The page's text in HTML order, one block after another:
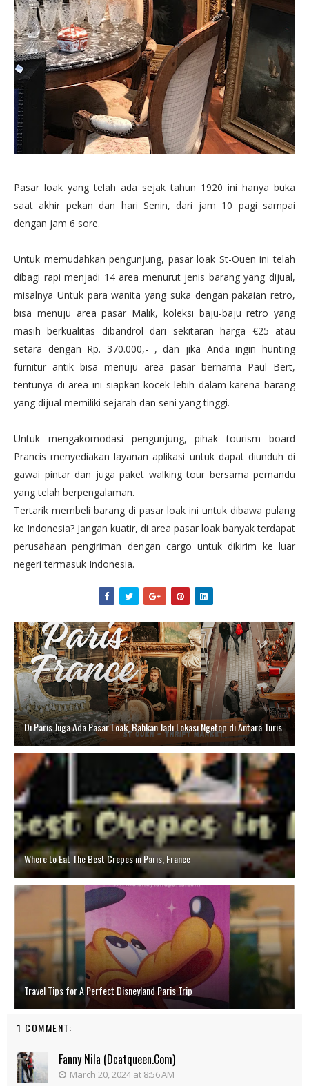
Pasar loak yang telah ada sejak tahun 1920 ini hanya buka
saat akhir pekan dan hari Senin, dari jam 10 pagi sampai
dengan jam 6 sore.
Untuk memudahkan pengunjung, pasar loak St-Ouen ini telah
dibagi rapi menjadi 14 area menurut jenis barang yang dijual,
misalnya Untuk para wanita yang suka dengan pakaian retro,
bisa menuju area pasar Malik, koleksi baju-baju retro yang
masih berkualitas dibandrol dari sekitaran harga €25 atau
setara dengan Rp. 370.000,- , dan jika Anda ingin hunting
furnitur antik bisa menuju area pasar bernama Paul Bert,
tentunya di area ini siapkan kocek lebih dalam karena barang
yang dijual memiliki sejarah dan seni yang tinggi.
Untuk mengakomodasi pengunjung, pihak tourism board
Prancis menyediakan layanan aplikasi untuk dapat diunduh di
gawai pintar dan juga paket walking tour bersama pemandu
yang telah berpengalaman.
Tertarik membeli barang di pasar loak ini untuk dibawa pulang
ke Indonesia? Jangan kuatir, di area pasar loak banyak terdapat
perusahaan pengiriman dengan cargo untuk dikirim ke luar
negeri termasuk Indonesia.
Di Paris Juga Ada Pasar Loak, Bahkan Jadi Lokasi Ngetop di Antara Turis
Where to Eat The Best Crepes in Paris, France
Travel Tips for A Perfect Disneyland Paris Trip
1 COMMENT:
Fanny Nila (dcatqueen.com)
March 20, 2024 at 8:56 AM